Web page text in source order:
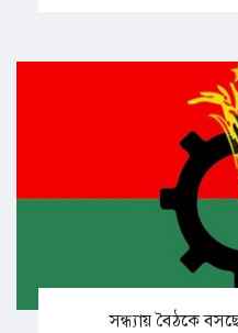
সন্ধ্যায় বৈঠকে